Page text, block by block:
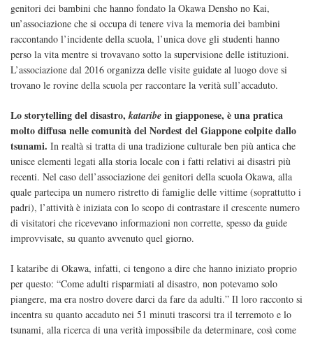
genitori dei bambini che hanno fondato la Okawa Densho no Kai,
un’associazione che si occupa di tenere viva la memoria dei bambini
raccontando l’incidente della scuola, l’unica dove gli studenti hanno
perso la vita mentre si trovavano sotto la supervisione delle istituzioni.
L’associazione dal 2016 organizza delle visite guidate al luogo dove si
trovano le rovine della scuola per raccontare la verità sull’accaduto.
Lo storytelling del disastro,kataribe in giapponese, è una pratica
molto diffusa nelle comunità del Nordest del Giappone colpite dallo
tsunami. In realtà si tratta di una tradizione culturale ben più antica che
unisce elementi legati alla storia locale con i fatti relativi ai disastri più
recenti. Nel caso dell’associazione dei genitori della scuola Okawa, alla
quale partecipa un numero ristretto di famiglie delle vittime (soprattutto i
padri), l’attività è iniziata con lo scopo di contrastare il crescente numero
di visitatori che ricevevano informazioni non corrette, spesso da guide
improvvisate, su quanto avvenuto quel giorno.
I kataribe di Okawa, infatti, ci tengono a dire che hanno iniziato proprio
per questo: “Come adulti risparmiati al disastro, non potevamo solo
piangere, ma era nostro dovere darci da fare da adulti.” Il loro racconto si
incentra su quanto accaduto nei 51 minuti trascorsi tra il terremoto e lo
tsunami, alla ricerca di una verità impossibile da determinare, così come